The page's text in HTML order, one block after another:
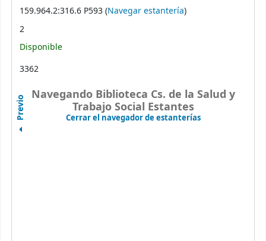
159.964.2:316.6 P593 (Navegar estantería(Abre debajo)
)
2
Disponible
3362
Navegando Biblioteca Cs. de la Salud y
Trabajo Social Estantes
Cerrar el navegador de estanterías(Oculta el
Previo